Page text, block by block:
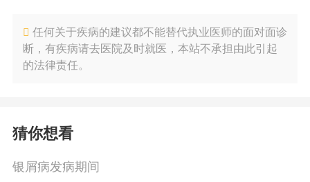
任何关于疾病的建议都不能替代执业医师的面对面诊
断，有疾病请去医院及时就医，本站不承担由此引起
的法律责任。
猜你想看
银屑病发病期间